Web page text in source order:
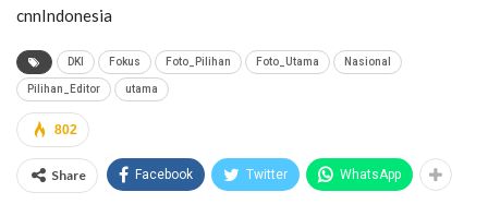
cnnIndonesia
DKI Fokus Foto_Pilihan Foto_Utama Nasional
Pilihan_Editor utama
802
Share Facebook Twitter WhatsApp